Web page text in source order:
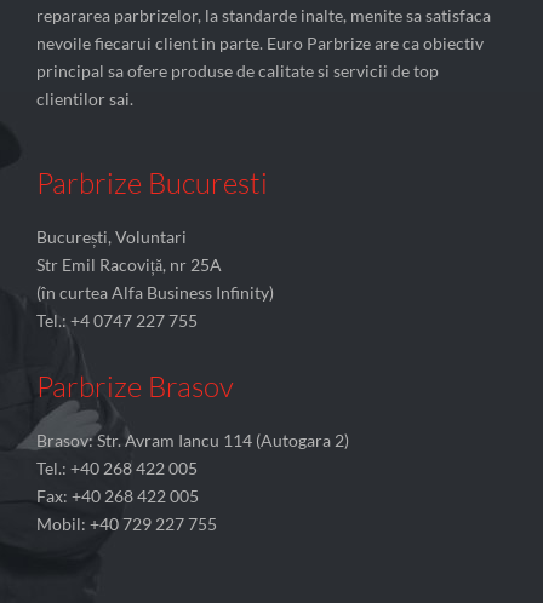
repararea parbrizelor, la standarde inalte, menite sa satisfaca
nevoile fiecarui client in parte. Euro Parbrize are ca obiectiv
principal sa ofere produse de calitate si servicii de top
clientilor sai.
Parbrize Bucuresti
București, Voluntari
Str Emil Racoviță, nr 25A
(în curtea Alfa Business Infinity)
Tel.: +4 0747 227 755
Parbrize Brasov
Brasov: Str. Avram Iancu 114 (Autogara 2)
Tel.: +40 268 422 005
Fax: +40 268 422 005
Mobil: +40 729 227 755